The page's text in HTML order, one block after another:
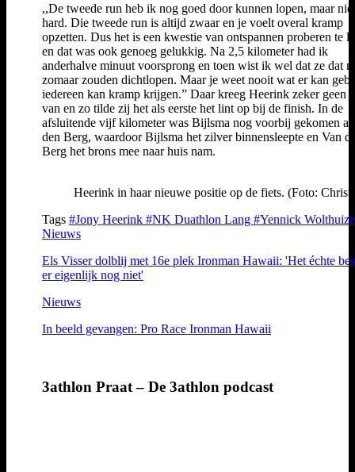
,,De tweede run heb ik nog goed door kunnen lopen, maar
hard. Die tweede run is altijd zwaar en je voelt overal kramp
opzetten. Dus het is een kwestie van ontspannen proberen te
en dat was ook genoeg gelukkig. Na 2,5 kilometer had ik
anderhalve minuut voorsprong en toen wist ik wel dat ze dat
zomaar zouden dichtlopen. Maar je weet nooit wat er kan
iedereen kan kramp krijgen.” Daar kreeg Heerink zeker geen
van en zo tilde zij het als eerste het lint op bij de finish. In de
afsluitende vijf kilometer was Bijlsma nog voorbij gekomen
den Berg, waardoor Bijlsma het zilver binnensleepte en Van
Berg het brons mee naar huis nam.
Heerink in haar nieuwe positie op de fiets. (Foto:
Tags #Jony Heerink #NK Duathlon Lang #Yennick
Nieuws
Els Visser dolblij met 16e plek Ironman Hawaii: 'Het échte
er eigenlijk nog niet'
Nieuws
In beeld gevangen: Pro Race Ironman Hawaii
3athlon Praat – De 3athlon podcast